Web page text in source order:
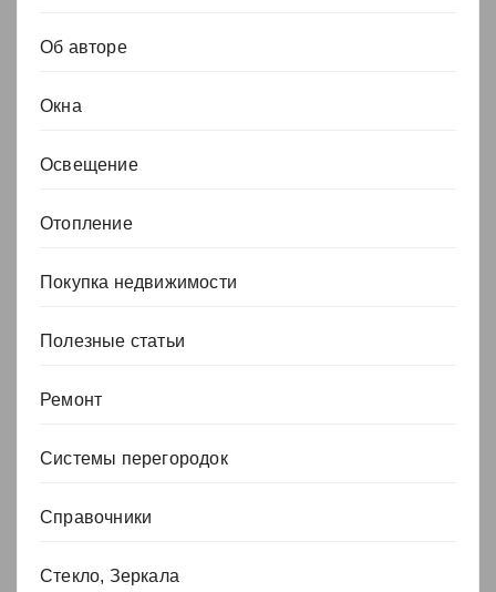
Об авторе
Окна
Освещение
Отопление
Покупка недвижимости
Полезные статьи
Ремонт
Системы перегородок
Справочники
Стекло, Зеркала